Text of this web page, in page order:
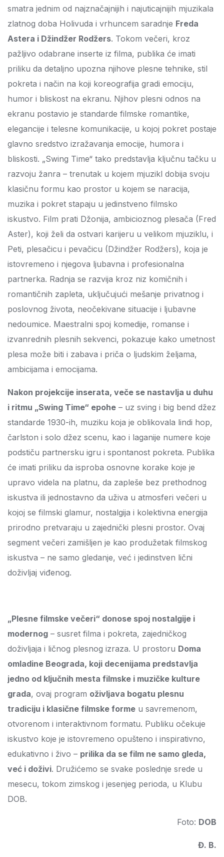
smatra jednim od najznačajnijih i najuticajnijih mjuzikala
zlatnog doba Holivuda i vrhuncem saradnje Freda
Astera i Džindžer Rodžers. Tokom večeri, kroz
pažljivo odabrane inserte iz filma, publika će imati
priliku da detaljno upozna njihove plesne tehnike, stil
pokreta i način na koji koreografija gradi emociju,
humor i bliskost na ekranu. Njihov plesni odnos na
ekranu postavio je standarde filmske romantike,
elegancije i telesne komunikacije, u kojoj pokret postaje
glavno sredstvo izražavanja emocije, humora i
bliskosti. „Swing Time“ tako predstavlja ključnu tačku u
razvoju žanra – trenutak u kojem mjuzikl dobija svoju
klasičnu formu kao prostor u kojem se naracija,
muzika i pokret stapaju u jedinstveno filmsko
iskustvo. Film prati Džonija, ambicioznog plesača (Fred
Aster), koji želi da ostvari karijeru u velikom mjuziklu, i
Peti, plesačicu i pevačicu (Džindžer Rodžers), koja je
istovremeno i njegova ljubavna i profesionalna
partnerka. Radnja se razvija kroz niz komičnih i
romantičnih zapleta, uključujući mešanje privatnog i
poslovnog života, neočekivane situacije i ljubavne
nedoumice. Maestralni spoj komedije, romanse i
izvanrednih plesnih sekvenci, pokazuje kako umetnost
plesa može biti i zabava i priča o ljudskim željama,
ambicijama i emocijama.
Nakon projekcije inserata, veče se nastavlja u duhu
i ritmu „Swing Time“ epohe – uz sving i big bend džez
standarde 1930-ih, muziku koja je oblikovala lindi hop,
čarlston i solo džez scenu, kao i laganije numere koje
podstiču partnersku igru i spontanost pokreta. Publika
će imati priliku da isproba osnovne korake koje je
upravo videla na platnu, da zapleše bez prethodnog
iskustva ili jednostavno da uživa u atmosferi večeri u
kojoj se filmski glamur, nostalgija i kolektivna energija
prirodno pretvaraju u zajednički plesni prostor. Ovaj
segment večeri zamišljen je kao produžetak filmskog
iskustva – ne samo gledanje, već i jedinstven lični
doživljaj viđenog.
„Plesne filmske večeri“ donose spoj nostalgije i
modernog – susret filma i pokreta, zajedničkog
doživljaja i ličnog plesnog izraza. U prostoru Doma
omladine Beograda, koji decenijama predstavlja
jedno od ključnih mesta filmske i muzičke kulture
grada, ovaj program oživljava bogatu plesnu
tradiciju i klasične filmske forme u savremenom,
otvorenom i interaktivnom formatu. Publiku očekuje
iskustvo koje je istovremeno opušteno i inspirativno,
edukativno i živo – prilika da se film ne samo gleda,
već i doživi. Družićemo se svake poslednje srede u
mesecu, tokom zimskog i jesenjeg perioda, u Klubu
DOB.
Foto: DOB
Đ. B.